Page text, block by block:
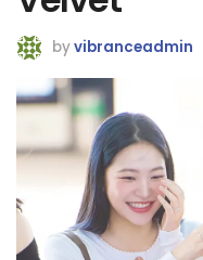
byvibranceadmin